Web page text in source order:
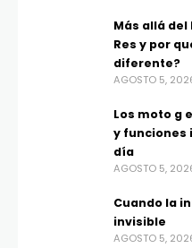
Más allá del
Res y por
diferente?
AGOSTO 5,
Los moto g
y funciones
día
AGOSTO 5,
Cuando la
invisible
AGOSTO 5,